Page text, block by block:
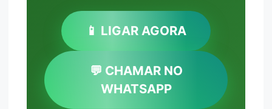
📱 LIGAR AGORA
💬 CHAMAR NO
WHATSAPP